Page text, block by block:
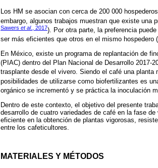
Los HM se asocian con cerca de 200 000
embargo, algunos trabajos muestran que existe una
Sawers et al., 2017). Por otra parte, la preferencia
ser más eficientes que otros en el mismo hospedero (
En México, existe un programa de replantación de
(PIAC) dentro del Plan Nacional de Desarrollo 2017-
trasplante desde el vivero. Siendo el café una planta
posibilidades de utilizarse como biofertilizantes es
orgánico se incrementó y se práctica la inoculación
Dentro de este contexto, el objetivo del presente
desarrollo de cuatro variedades de café en la fase
eficiente en la obtención de plantas vigorosas,
entre los cafeticultores.
MATERIALES Y MÉTODOS